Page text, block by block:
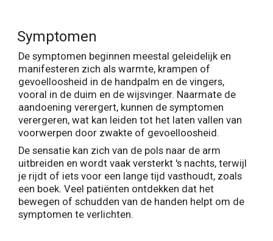
Symptomen
De symptomen beginnen meestal geleidelijk en
manifesteren zich als warmte, krampen of
gevoelloosheid in de handpalm en de vingers,
vooral in de duim en de wijsvinger. Naarmate de
aandoening verergert, kunnen de symptomen
verergeren, wat kan leiden tot het laten vallen van
voorwerpen door zwakte of gevoelloosheid.
De sensatie kan zich van de pols naar de arm
uitbreiden en wordt vaak versterkt 's nachts, terwijl
je rijdt of iets voor een lange tijd vasthoudt, zoals
een boek. Veel patiënten ontdekken dat het
bewegen of schudden van de handen helpt om de
symptomen te verlichten.